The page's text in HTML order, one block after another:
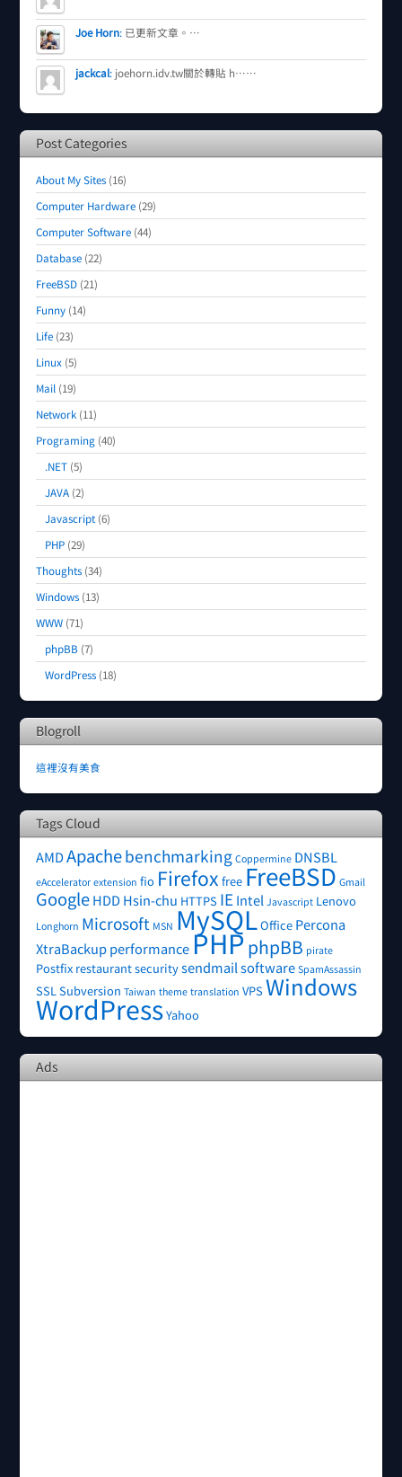
Joe Horn: 已更新文章。…
jackcal: joehorn.idv.tw關於轉貼 h……
Post Categories
About My Sites (16)
Computer Hardware (29)
Computer Software (44)
Database (22)
FreeBSD (21)
Funny (14)
Life (23)
Linux (5)
Mail (19)
Network (11)
Programing (40)
.NET (5)
JAVA (2)
Javascript (6)
PHP (29)
Thoughts (34)
Windows (13)
WWW (71)
phpBB (7)
WordPress (18)
Blogroll
這裡沒有美食
Tags Cloud
AMDApachebenchmarking Coppermine DNSBL
eAccelerator extension fio Firefox free FreeBSD Gmail
GoogleHDDHsin-chu HTTPS IE Intel Javascript Lenovo
Longhorn Microsoft MSN MySQLOffice Percona
XtraBackupperformancePHP phpBB pirate
Postfix restaurantsecuritysendmail software SpamAssassin
SSL Subversion Taiwan theme translation VPS Windows
WordPressYahoo
Ads